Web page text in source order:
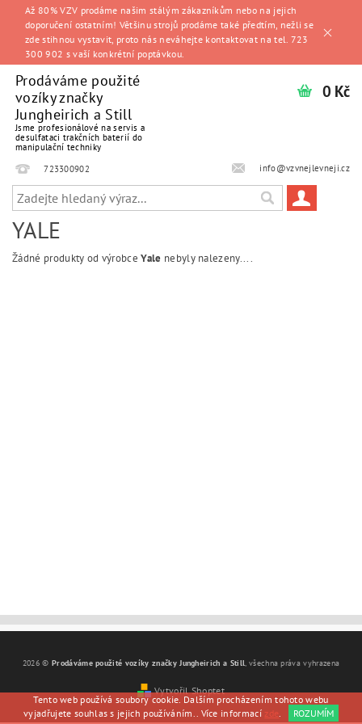
Až 80% VZV prodáme našim stálým zákazníkům nebo na jejich
doporučení ostatním! Většinu strojů prodáme také předtím, nežli se
zde stihnou vystavit, proto nás neváhejte kontaktovat na tel. 723
300 902 s vaší konkrétní poptávkou.
Prodáváme použité
vozíky značky
Jungheirich a Still
Jsme profesionálové na servis a
desulfataci trakčních baterií do
manipulační techniky
723300902
info@vzvnejlevneji.cz
0 Kč
YALE
Žádné produkty od výrobceYale nebyly nalezeny....
2026 © Prodáváme použité vozíky značky Jungheirich a Still , všechna práva vyhrazena
Vytvořil Shoptet
Tento web používá soubory cookie. Dalším procházením tohoto webu
vyjadřujete souhlas s jejich používáním.. Více informací zde. ROZUMÍM